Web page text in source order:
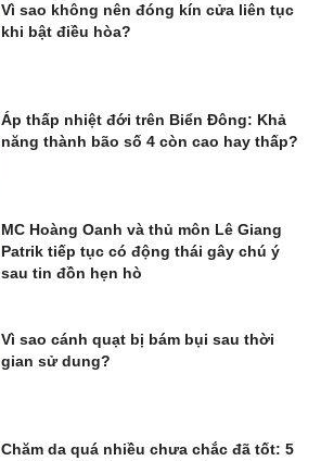
Vì sao không nên đóng kín cửa liên tục
khi bật điều hòa?
Áp thấp nhiệt đới trên Biển Đông: Khả
năng thành bão số 4 còn cao hay thấp?
MC Hoàng Oanh và thủ môn Lê Giang
Patrik tiếp tục có động thái gây chú ý
sau tin đồn hẹn hò
Vì sao cánh quạt bị bám bụi sau thời
gian sử dung?
Chăm da quá nhiều chưa chắc đã tốt: 5